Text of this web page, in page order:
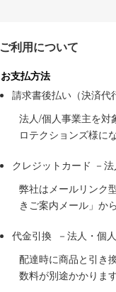
ご利用について
お支払方法
請求書後払い（決済代
法人/個人事業主を対
ロテクションズ様に
クレジットカード －
弊社はメールリンク
きご案内メール」か
代金引換 －法人・個
配達時に商品と引き
数料が別途かかりま